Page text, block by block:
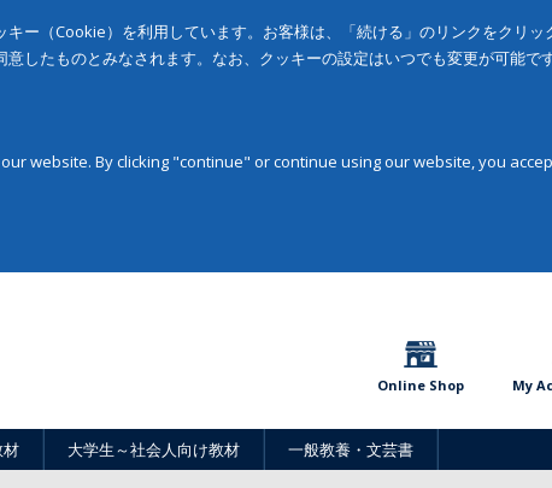
ー（Cookie）を利用しています。お客様は、「続ける」のリンクをクリ
したものとみなされます。なお、クッキーの設定はいつでも変更が可能です
website. By clicking "continue" or continue using our website, you
Online Shop My
材 大学生～社会人向け教材 一般教養・文芸書